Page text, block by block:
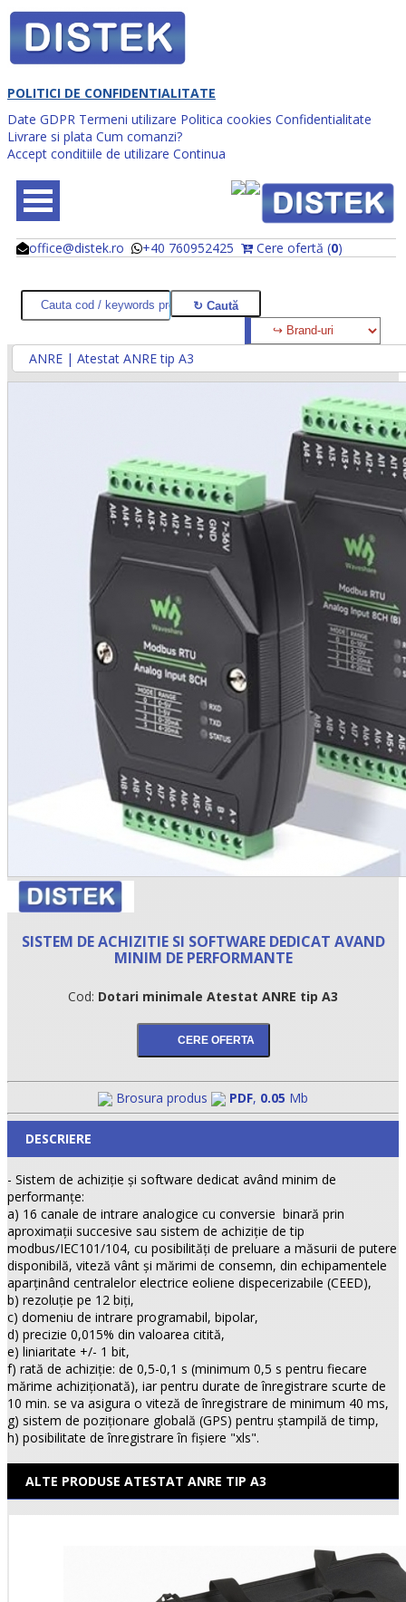
POLITICI DE CONFIDENTIALITATE
Date GDPR Termeni utilizare Politica cookies Confidentialitate
Livrare si plata Cum comanzi?
Accept conditiile de utilizare Continua
office@distek.ro +40 760952425 Cere ofertă (0)
@
@
ANRE | Atestat ANRE tip A3
SISTEM DE ACHIZITIE SI SOFTWARE DEDICAT AVAND
MINIM DE PERFORMANTE
Cod: Dotari minimale Atestat ANRE tip A3
Brosura produs PDF, 0.05 Mb
DESCRIERE
- Sistem de achiziţie şi software dedicat având minim de
performanţe:
a) 16 canale de intrare analogice cu conversie binară prin
aproximaţii succesive sau sistem de achiziţie de tip
modbus/IEC101/104, cu posibilităţi de preluare a măsurii de putere
disponibilă, viteză vânt şi mărimi de consemn, din echipamentele
aparţinând centralelor electrice eoliene dispecerizabile (CEED),
b) rezoluţie pe 12 biţi,
c) domeniu de intrare programabil, bipolar,
d) precizie 0,015% din valoarea citită,
e) liniaritate +/- 1 bit,
f) rată de achiziţie: de 0,5-0,1 s (minimum 0,5 s pentru fiecare
mărime achiziţionată), iar pentru durate de înregistrare scurte de
10 min. se va asigura o viteză de înregistrare de minimum 40 ms,
g) sistem de poziţionare globală (GPS) pentru ştampilă de timp,
h) posibilitate de înregistrare în fişiere "xls".
ALTE PRODUSE ATESTAT ANRE TIP A3